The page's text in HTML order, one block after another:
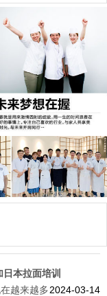
本拉面培训
2024-03-14
越来越多